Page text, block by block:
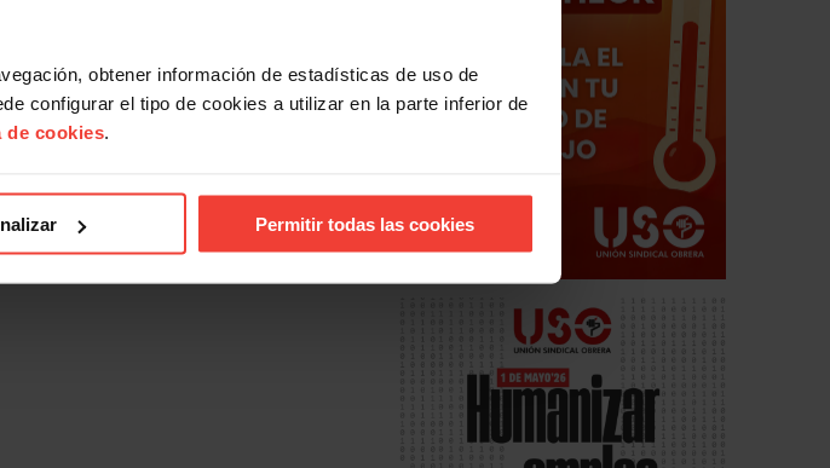
obtener información de estadísticas de uso de
configurar el tipo de cookies a utilizar en la parte inferior de
de cookies.
Permitir todas las cookies